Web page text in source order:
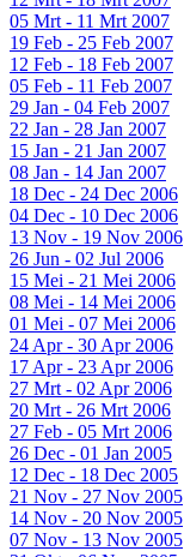
05 Mrt - 11 Mrt 2007
19 Feb - 25 Feb 2007
12 Feb - 18 Feb 2007
05 Feb - 11 Feb 2007
29 Jan - 04 Feb 2007
22 Jan - 28 Jan 2007
15 Jan - 21 Jan 2007
08 Jan - 14 Jan 2007
18 Dec - 24 Dec 2006
04 Dec - 10 Dec 2006
13 Nov - 19 Nov 2006
26 Jun - 02 Jul 2006
15 Mei - 21 Mei 2006
08 Mei - 14 Mei 2006
01 Mei - 07 Mei 2006
24 Apr - 30 Apr 2006
17 Apr - 23 Apr 2006
27 Mrt - 02 Apr 2006
20 Mrt - 26 Mrt 2006
27 Feb - 05 Mrt 2006
26 Dec - 01 Jan 2005
12 Dec - 18 Dec 2005
21 Nov - 27 Nov 2005
14 Nov - 20 Nov 2005
07 Nov - 13 Nov 2005